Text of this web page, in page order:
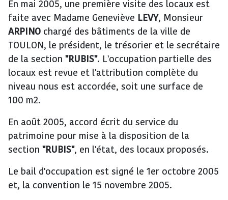
En mai 2005, une première visite des locaux est
faite avec Madame Geneviève LEVY, Monsieur
ARPINO chargé des bâtiments de la ville de
TOULON, le président, le trésorier et le secrétaire
de la section "RUBIS". L'occupation partielle des
locaux est revue et l'attribution complète du
niveau nous est accordée, soit une surface de
100 m2.
En août 2005, accord écrit du service du
patrimoine pour mise à la disposition de la
section "RUBIS", en l'état, des locaux proposés.
Le bail d'occupation est signé le 1er octobre 2005
et, la convention le 15 novembre 2005.